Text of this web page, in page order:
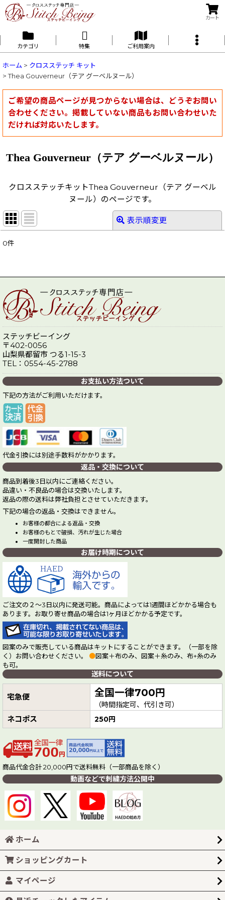
カート
カテゴリ 特集 ご利用案内
ホーム > クロスステッチ キット
> Thea Gouverneur（テア グーベルヌール）
ご希望の商品ページが見つからない場合は、どうぞお問い
合わせください。掲載していない商品もお問い合わせいた
だければ対応いたします。
Thea Gouverneur（テア グーベルヌール）
クロスステッチキットThea Gouverneur（テア グーベル
ヌール）のページです。
表示順変更
並び順
絞り込む
0件
ステッチビーイング
〒402-0056
山梨県都留市 つる1-15-3
TEL：0554-45-2788
お支払い方法ついて
下記の方法がご利用いただけます。
代金引換には別途手数料がかかります。
返品・交換について
商品到着後3日以内にご連絡ください。
品違い・不良品の場合は交換いたします。
返品の際の送料は弊社負担とさせていただきます。
下記の場合の返品・交換はできません。
お客様の都合による返品・交換
お客様のもとで破損、汚れが生じた場合
一度開封した商品
お届け時期について
ご注文の２～3日以内に発送可能。商品によっては1週間ほどかかる場合も
あります。お取り寄せ商品の場合は1ヶ月ほどかかる予定です。
図案のみで販売している商品はキットにすることができます。（一部を除
く）お問い合わせください。 ●図案＋布のみ、図案＋糸のみ、布+糸のみ
も可。
送料について
宅急便 全国一律700円
（時間指定可、代引き可）
ネコポス 250円
商品代金合計 20,000円で送料無料（一部商品を除く）
動画などで刺繍方法公開中
ホーム
ショッピングカート
マイページ